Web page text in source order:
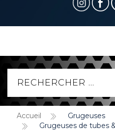
Accueil
Grugeuses
Grugeuses de tubes